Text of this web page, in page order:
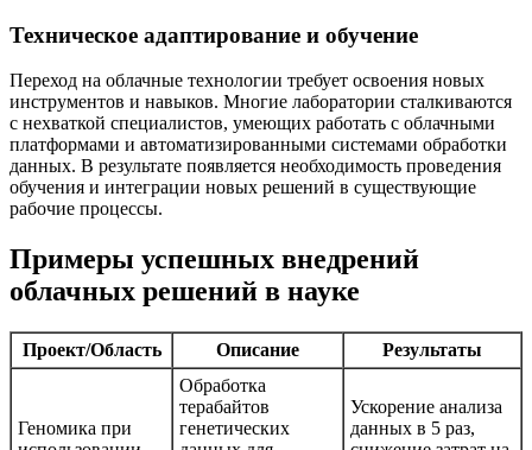
Техническое адаптирование и обучение
Переход на облачные технологии требует освоения новых
инструментов и навыков. Многие лаборатории сталкиваются
с нехваткой специалистов, умеющих работать с облачными
платформами и автоматизированными системами обработки
данных. В результате появляется необходимость проведения
обучения и интеграции новых решений в существующие
рабочие процессы.
Примеры успешных внедрений
облачных решений в науке
Проект/Область Описание Результаты
Геномика при
Обработка
терабайтов
генетических
Ускорение анализа
данных в 5 раз,